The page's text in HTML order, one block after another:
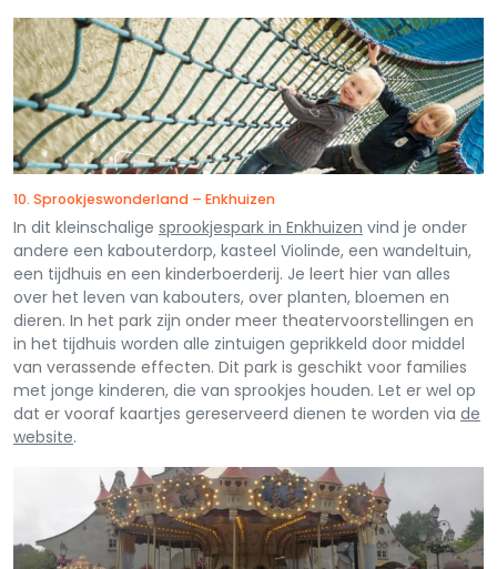
10. Sprookjeswonderland – Enkhuizen
In dit kleinschalige sprookjespark in Enkhuizen vind je onder
andere een kabouterdorp, kasteel Violinde, een wandeltuin,
een tijdhuis en een kinderboerderij. Je leert hier van alles
over het leven van kabouters, over planten, bloemen en
dieren. In het park zijn onder meer theatervoorstellingen en
in het tijdhuis worden alle zintuigen geprikkeld door middel
van verassende effecten. Dit park is geschikt voor families
met jonge kinderen, die van sprookjes houden. Let er wel op
dat er vooraf kaartjes gereserveerd dienen te worden via de
website.